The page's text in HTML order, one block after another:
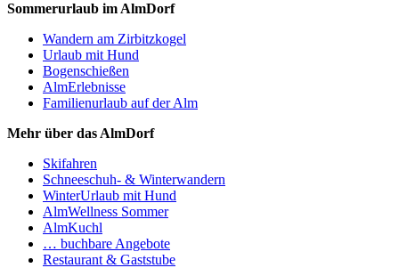
Sommerurlaub im AlmDorf
Wandern am Zirbitzkogel
Urlaub mit Hund
Bogenschießen
AlmErlebnisse
Familienurlaub auf der Alm
Mehr über das AlmDorf
Skifahren
Schneeschuh- & Winterwandern
WinterUrlaub mit Hund
AlmWellness Sommer
AlmKuchl
… buchbare Angebote
Restaurant & Gaststube